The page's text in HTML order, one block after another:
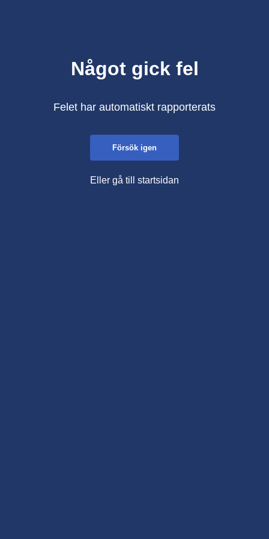
Något gick fel
Felet har automatiskt rapporterats
Försök igen
Eller gå till startsidan